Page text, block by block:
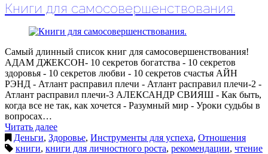
Книги для самосовершенствования.
Самый длинный список книг для самосовершенствования!
АДАМ ДЖЕКСОН- 10 секретов богатства - 10 секретов
здоровья - 10 секретов любви - 10 секретов счастья АЙН
РЭНД - Атлант расправил плечи - Атлант расправил плечи-2 -
Атлант расправил плечи-3 АЛЕКСАНДР СВИЯШ - Как быть,
когда все не так, как хочется - Разумный мир - Уроки судьбы в
вопросах…
Читать далее
Деньги, Здоровье, Инструменты для успеха, Отношения
книги, книги для личностного роста, рекомендации, чтение